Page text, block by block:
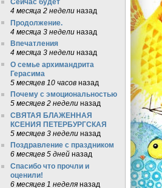
Сейчас будет
4 месяца 2 неделиназад
Продолжение.
4 месяца 3 неделиназад
Впечатления
4 месяца 3 неделиназад
О семье архимандрита
Герасима
5 месяцев 10 часовназад
Почему с эмоциональностью
5 месяцев 2 неделиназад
СВЯТАЯ БЛАЖЕННАЯ
КСЕНИЯ ПЕТЕРБУРГСКАЯ
5 месяцев 3 неделиназад
Поздравление с праздником
6 месяцев 5 днейназад
Спасибо что прочли и
оценили!
6 месяцев 1 неделяназад